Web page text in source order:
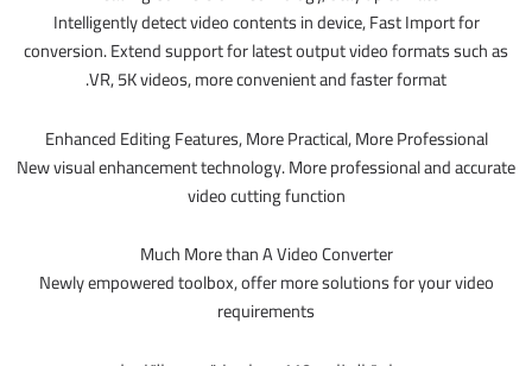
Intelligently detect video contents in device, Fast Import for
conversion. Extend support for latest output video formats such as
VR, 5K videos, more convenient and faster format.
Enhanced Editing Features, More Practical, More Professional
New visual enhancement technology. More professional and accurate
video cutting function
Much More than A Video Converter
Newly empowered toolbox, offer more solutions for your video
requirements